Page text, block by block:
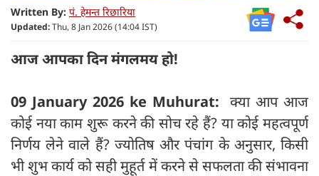
Written By: पं. हेमन्त रिछारिया
Updated:Thu, 8 Jan 2026 (14:04 IST)
आज आपका दिन मंगलमय हो!
09 January 2026 ke Muhurat:क्या आप आज
कोई नया काम शुरू करने की सोच रहे हैं? या कोई महत्वपूर्ण
निर्णय लेने वाले हैं? ज्योतिष और पंचांग के अनुसार, किसी
भी शुभ कार्य को सही मुहूर्त में करने से सफलता की संभावना